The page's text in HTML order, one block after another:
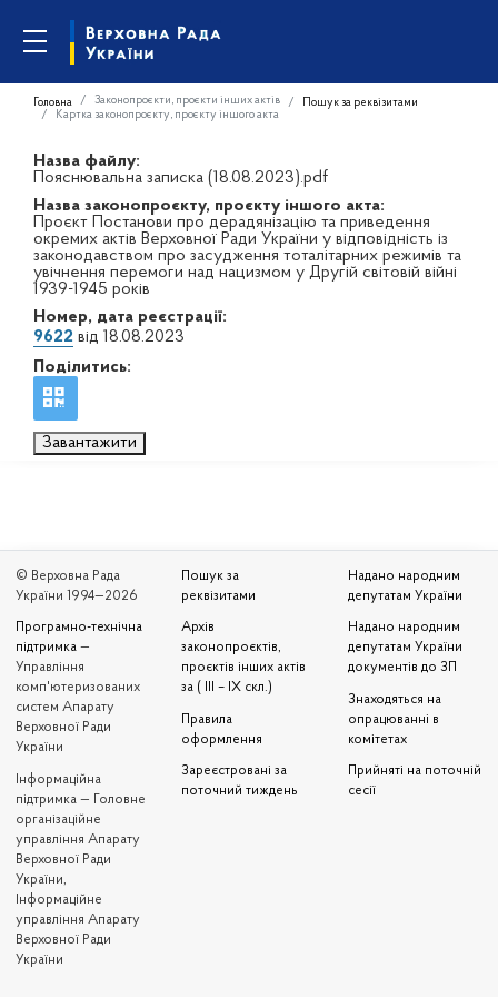
Головна Законопроєкти, проєкти інших актів
Пошук за реквізитами
Картка законопроєкту, проєкту іншого акта
Назва файлу:
Пояснювальна записка (18.08.2023).pdf
Назва законопроєкту, проєкту іншого акта:
Проєкт Постанови про дерадянізацію та приведення
окремих актів Верховної Ради України у відповідність із
законодавством про засудження тоталітарних режимів та
увічнення перемоги над нацизмом у Другій світовій війні
1939-1945 років
Номер, дата реєстрації:
9622 від 18.08.2023
Поділитись:
Завантажити
© Верховна Рада
України 1994—2026
Програмно-технічна
підтримка —
Управління
комп'ютеризованих
систем Апарату
Верховної Ради
України
Iнформаційна
підтримка — Головне
організаційне
управління Апарату
Верховної Ради
України,
Інформаційне
управління Апарату
Верховної Ради
України
Пошук за
реквізитами
Архів
законопроєктів,
проєктів інших актів
за ( III – IX скл.)
Правила
оформлення
Зареєстровані за
поточний тиждень
Надано народним
депутатам України
Надано народним
депутатам України
документів до ЗП
Знаходяться на
опрацюванні в
комітетах
Прийняті на поточній
сесії